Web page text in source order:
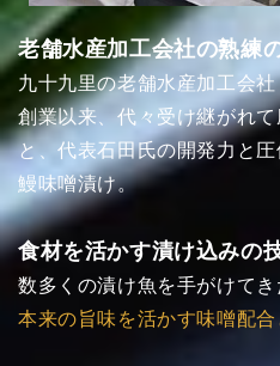
老舗水産加工会社の熟練
九十九里の老舗水産加工会社
創業以来、代々受け継がれ
と、代表石田氏の開発力と
鰻味噌漬け。
食材を活かす漬け込みの
数多くの漬け魚を手がけて
本来の旨味を活かす味噌配